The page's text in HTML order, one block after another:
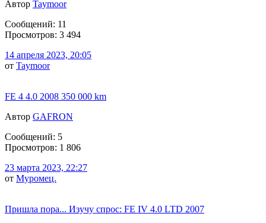
Автор Taymoor
Сообщений: 11
Просмотров: 3 494
14 апреля 2023, 20:05
от Taymoor
FE 4 4.0 2008 350 000 km
Автор GAFRON
Сообщений: 5
Просмотров: 1 806
23 марта 2023, 22:27
от Муромец.
Пришла пора... Изучу спрос: FE IV 4.0 LTD 2007